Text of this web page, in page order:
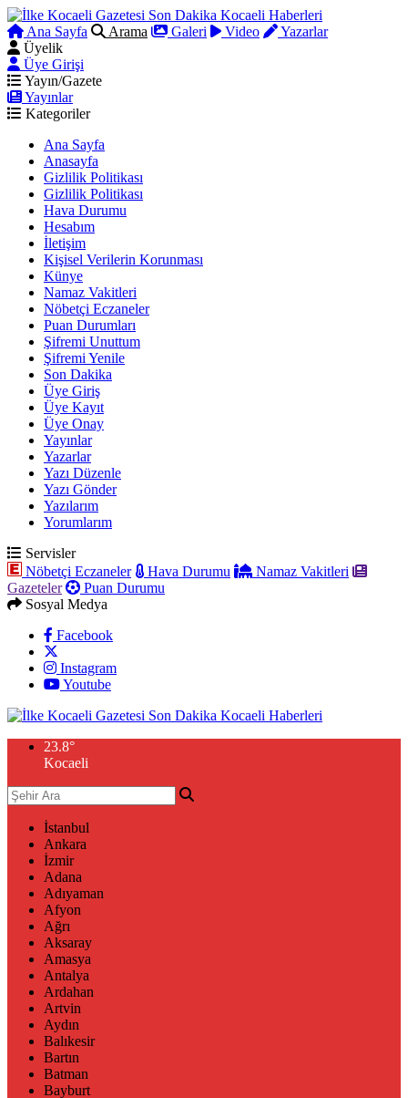
Ana Sayfa Arama Galeri Video
Yazarlar
Üyelik
Üye Girişi
Yayın/Gazete
Yayınlar
Kategoriler
Ana Sayfa
Anasayfa
Gizlilik Politikası
Gizlilik Politikası
Hava Durumu
Hesabım
İletişim
Kişisel Verilerin Korunması
Künye
Namaz Vakitleri
Nöbetçi Eczaneler
Puan Durumları
Şifremi Unuttum
Şifremi Yenile
Son Dakika
Üye Giriş
Üye Kayıt
Üye Onay
Yayınlar
Yazarlar
Yazı Düzenle
Yazı Gönder
Yazılarım
Yorumlarım
Servisler
Nöbetçi Eczaneler
Hava Durumu
Namaz Vakitleri
Gazeteler
Puan Durumu
Sosyal Medya
Facebook
Instagram
Youtube
23.8°
Kocaeli
İstanbul
Ankara
İzmir
Adana
Adıyaman
Afyon
Ağrı
Aksaray
Amasya
Antalya
Ardahan
Artvin
Aydın
Balıkesir
Bartın
Batman
Bayburt